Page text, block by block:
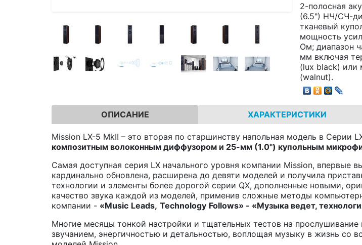
2-полосная
(6.5") НЧ/СЧ-
тканевый
мощность
Ом; диапазон
мм включая
(lux black) или
(walnut).
ОПИСАНИЕ ХАРАКТЕРИСТИКИ
Mission LX-5 MkII – это вторая по старшинству напольная модель в Серии
композитным волоконным диффузором и 25-мм (1.0") купольным
Самая доступная серия LX начального уровня компании Mission, впервые
кардинально обновлена, расширена до девяти моделей и получила
технологии и элементы более дорогой серии QX, дополненные новыми,
качество звука каждой из моделей, применив сложные методы
компании - «Music Leads, Technology Follows» - «Музыка ведет,
Многие месяцы тонкой настройки и тщательных тестов на прослушивание
звучанием, энергичностью и детальностью, воплощая музыку в жизнь